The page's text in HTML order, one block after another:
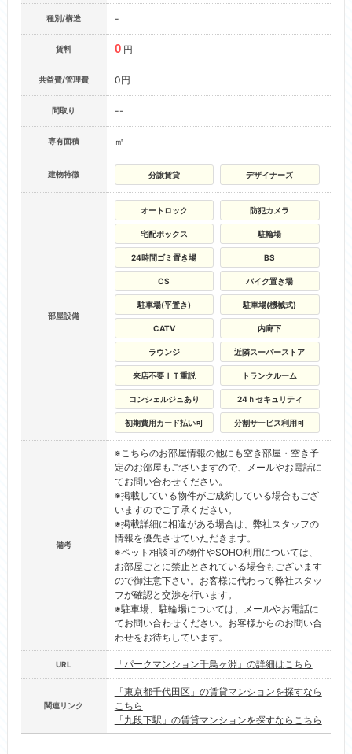
種別/構造 -
賃料 0 円
共益費/管理費 0円
間取り --
専有面積 ㎡
建物特徴 分譲賃貸 デザイナーズ
部屋設備
オートロック 防犯カメラ
宅配ボックス 駐輪場
24時間ゴミ置き場 BS
CS バイク置き場
駐車場(平置き) 駐車場(機械式)
CATV 内廊下
ラウンジ 近隣スーパーストア
来店不要ＩＴ重説 トランクルーム
コンシェルジュあり 24ｈセキュリティ
初期費用カード払い可 分割サービス利用可
備考
※こちらのお部屋情報の他にも空き部屋・空き予
定のお部屋もございますので、メールやお電話に
てお問い合わせください。
※掲載している物件がご成約している場合もござ
いますのでご了承ください。
※掲載詳細に相違がある場合は、弊社スタッフの
情報を優先させていただきます。
※ペット相談可の物件やSOHO利用については、
お部屋ごとに禁止とされている場合もございます
ので御注意下さい。お客様に代わって弊社スタッ
フが確認と交渉を行います。
※駐車場、駐輪場については、メールやお電話に
てお問い合わせください。お客様からのお問い合
わせをお待ちしています。
URL 「パークマンション千鳥ヶ淵」の詳細はこちら
関連リンク
「東京都千代田区」の賃貸マンションを探すなら
こちら
「九段下駅」の賃貸マンションを探すならこちら